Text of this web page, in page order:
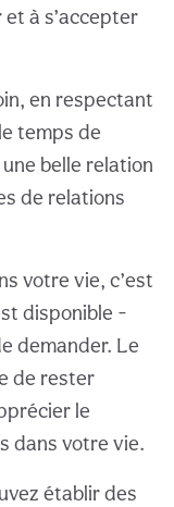
et à s’accepter
en respectant
temps de
belle relation
de relations
votre vie, c’est
disponible -
demander. Le
de rester
le
dans votre vie.
établir des